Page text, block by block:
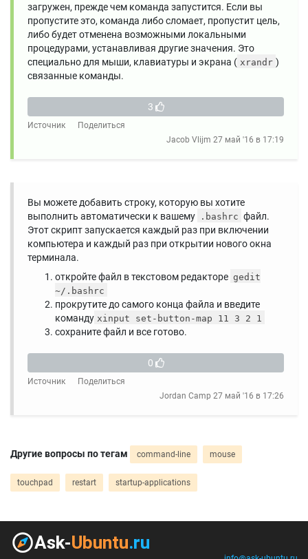
загружен, прежде чем команда запустится. Если вы
пропустите это, команда либо сломает, пропустит цель,
либо будет отменена возможными локальными
процедурами, устанавливая другие значения. Это
специально для мыши, клавиатуры и экрана ( xrandr )
связанные команды.
3
Источник
Поделиться
Jacob Vlijm 27 май '16 в 17:19
Вы можете добавить строку, которую вы хотите
выполнить автоматически к вашему
.bashrc файл.
Этот скрипт запускается каждый раз при включении
компьютера и каждый раз при открытии нового окна
терминала.
откройте файл в текстовом редакторе gedit
~/.bashrc
прокрутите до самого конца файла и введите
команду xinput set-button-map 11 3 2 1
сохраните файл и все готово.
0
Источник
Поделиться
Jordan Camp 27 май '16 в 17:26
Другие вопросы по тегам command-line mouse
touchpad restart startup-applications